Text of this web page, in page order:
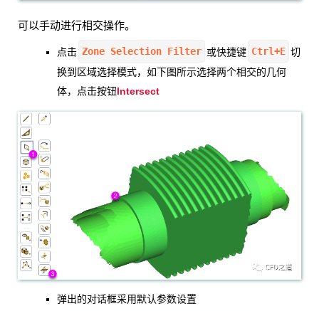
可以手动进行相交操作。
点击 Zone Selection Filter 或快捷键 Ctrl+E 切
换到区域选择模式，如下图所示选择两个相交的几何
体，点击按钮Intersect
弹出的对话框采用默认参数设置